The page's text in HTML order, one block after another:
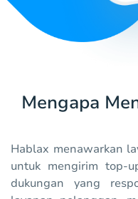
Mengapa
Hablax menawarkan
untuk mengirim top-
dukungan yang